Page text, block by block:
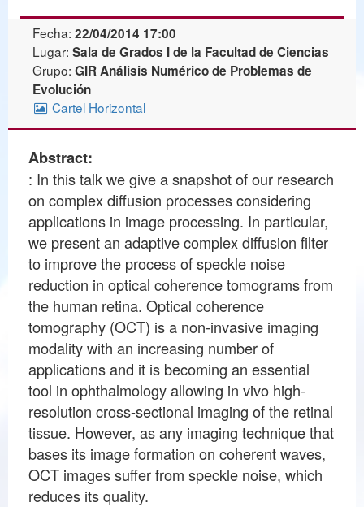
Fecha: 22/04/2014 17:00
Lugar: Sala de Grados I de la Facultad de Ciencias
Grupo: GIR Análisis Numérico de Problemas de
Evolución
Cartel Horizontal
Abstract:
: In this talk we give a snapshot of our research
on complex diffusion processes considering
applications in image processing. In particular,
we present an adaptive complex diffusion filter
to improve the process of speckle noise
reduction in optical coherence tomograms from
the human retina. Optical coherence
tomography (OCT) is a non-invasive imaging
modality with an increasing number of
applications and it is becoming an essential
tool in ophthalmology allowing in vivo high-
resolution cross-sectional imaging of the retinal
tissue. However, as any imaging technique that
bases its image formation on coherent waves,
OCT images suffer from speckle noise, which
reduces its quality.